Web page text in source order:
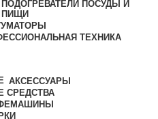
ПОДОГРЕВАТЕЛИ ПОСУДЫ И
ПИЩИ
ТЕХНИКА
АКСЕССУАРЫ